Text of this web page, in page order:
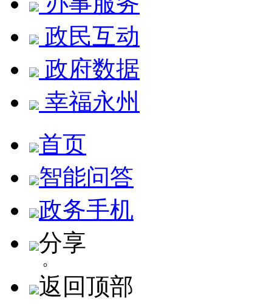
政民互动
政府数据
幸福永州
首页
智能问答
政务手机
分享
返回顶部